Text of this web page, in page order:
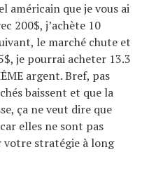
américain que je vous ai
200$, j’achète 10
le marché chute et
je pourrai acheter 13.3
argent. Bref, pas
baissent et que la
ça ne veut dire que
elles ne sont pas
votre stratégie à long